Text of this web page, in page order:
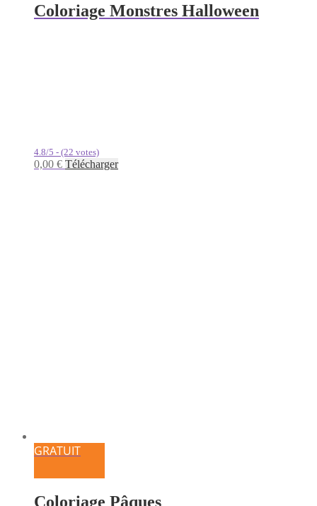
Coloriage Monstres Halloween
4.8/5 - (22 votes)
0,00 € Télécharger
GRATUIT
Coloriage Pâques